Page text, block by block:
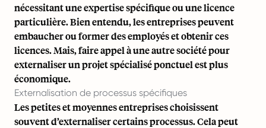
nécessitant une expertise spécifique ou une licence
particulière. Bien entendu, les entreprises peuvent
embaucher ou former des employés et obtenir ces
licences. Mais, faire appel à une autre société pour
externaliser un projet spécialisé ponctuel est plus
économique.
Externalisation de processus spécifiques
Les petites et moyennes entreprises choisissent
souvent d’externaliser certains processus. Cela peut